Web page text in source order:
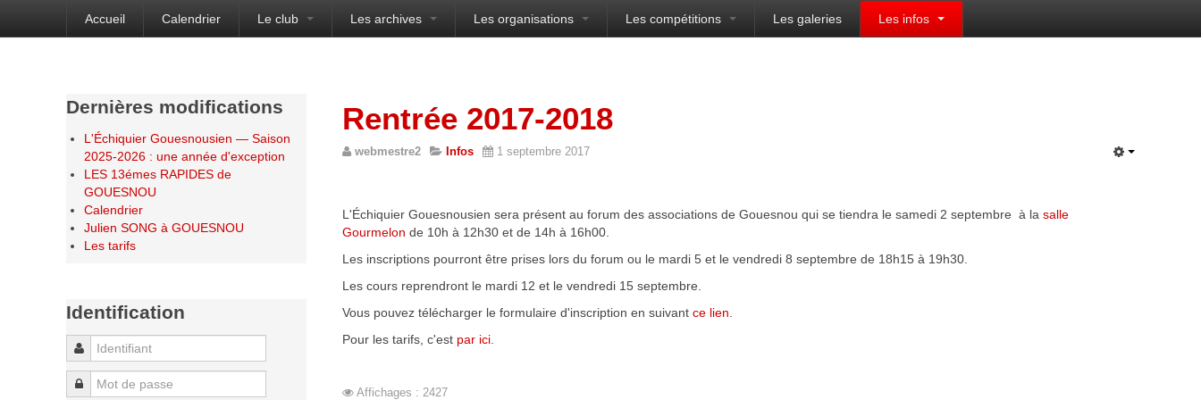
Bienvenue sur le site de l'Échiquier Gouesnousien
Accueil Calendrier Le club Les archives Les organisations Les compétitions Les galeries Les infos
Rentrée 2017-2018
webmestre2 Infos 1 septembre 2017
L'Échiquier Gouesnousien sera présent au forum des associations de Gouesnou qui se tiendra le samedi 2 septembre à la salle
Gourmelon de 10h à 12h30 et de 14h à 16h00.
Les inscriptions pourront être prises lors du forum ou le mardi 5 et le vendredi 8 septembre de 18h15 à 19h30.
Les cours reprendront le mardi 12 et le vendredi 15 septembre.
Vous pouvez télécharger le formulaire d'inscription en suivant ce lien
Pour les tarifs, c'est par ici
Affichages : 2427
Dernières modifications
L'Échiquier Gouesnousien — Saison
2025-2026 : une année d'exception
LES 13émes RAPIDES de
GOUESNOU
Calendrier
Julien SONG à GOUESNOU
Les tarifs
Identification
Identifiant
Mot de passe